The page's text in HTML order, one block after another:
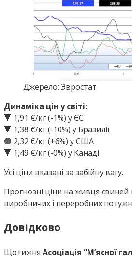
Джерело: Эвростат
Динаміка цін у світі:
🔻 1,91 €/кг (-1%) у ЄС
🔻 1,38 €/кг (-10%) у Бразилії
🟢 2,32 €/кг (+6%) у США
🔻 1,49 €/кг (-0%) у Канаді
Усі ціни вказані за забійну вагу.
Прогнозні ціни на живця свиней
виробничих і переробних
Довідково
Щотижня Асоціація “М’ясної